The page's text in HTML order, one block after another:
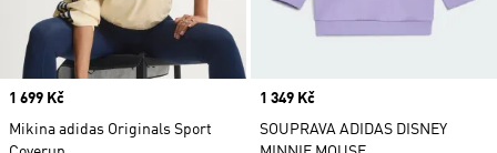
Price
1 699 Kč
Mikina adidas Originals Sport
Price
1 349 Kč
SOUPRAVA ADIDAS DISNEY